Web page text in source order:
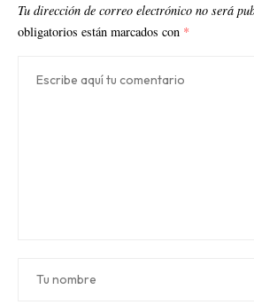
Tu dirección de correo electrónico no será
obligatorios están marcados con *